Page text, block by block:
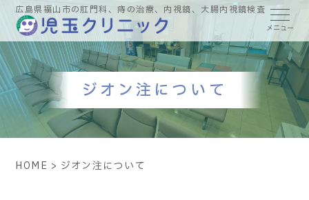
広島県福山市の肛門科、痔の治療、内視鏡、大腸内視鏡検査
ジオン注について
HOME > ジオン注について